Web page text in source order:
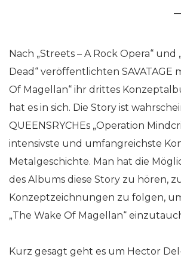
Nach „Streets – A Rock Opera“ und
Dead“ veröffentlichten SAVATAGE
Of Magellan“ ihr drittes
hat es in sich. Die Story ist
QUEENSRYCHEs „Operation
intensivste und umfangreichste
Metalgeschichte. Man hat die
des Albums diese Story zu hören,
Konzeptzeichnungen zu folgen,
„The Wake Of Magellan“
Kurz gesagt geht es um Hector